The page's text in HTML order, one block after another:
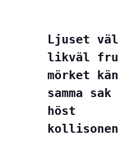
Ljuset
likväl
mörket
samma
höst